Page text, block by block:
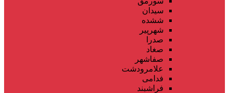
سیدان
ششده
شهرپیر
صدرا
صغاد
صفاشهر
علامرودشت
فدامی
فراشبند